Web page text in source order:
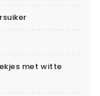
met witte